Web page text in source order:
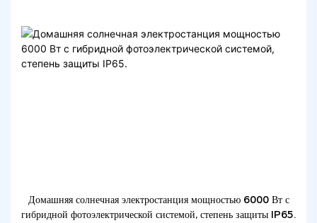
Домашняя солнечная электростанция мощностью 6000 Вт с
гибридной фотоэлектрической системой, степень защиты IP65.